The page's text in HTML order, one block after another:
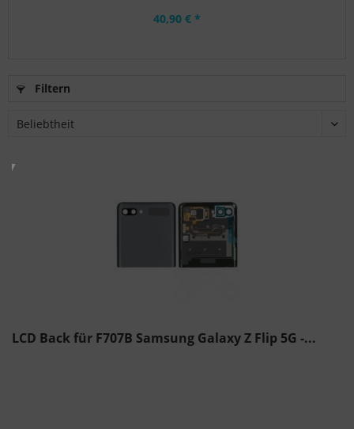
40,90 € *
Filtern
LCD Back für F707B Samsung Galaxy Z Flip 5G -...